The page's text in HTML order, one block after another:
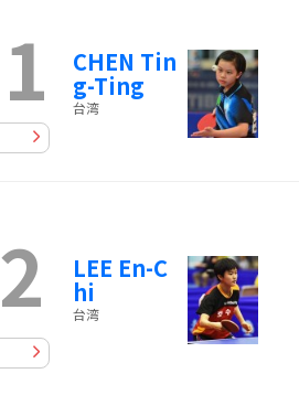
1 CHEN Tin
g-Ting
台湾
2 LEE En-C
hi
台湾